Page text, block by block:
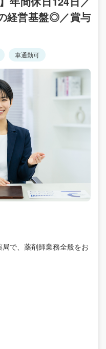
経営基盤◎／賞与
車通勤可
で、薬剤師業務全般をお